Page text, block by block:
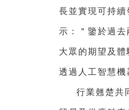
長並實現可持
示：＂鑒於過
大眾的期望及
透過人工智慧機
行業翹楚共